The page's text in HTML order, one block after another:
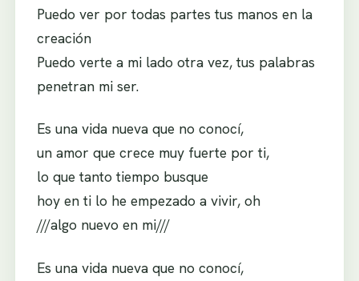
Puedo ver por todas partes tus manos en la
creación
Puedo verte a mi lado otra vez, tus palabras
penetran mi ser.
Es una vida nueva que no conocí,
un amor que crece muy fuerte por ti,
lo que tanto tiempo busque
hoy en ti lo he empezado a vivir, oh
///algo nuevo en mi///
Es una vida nueva que no conocí,